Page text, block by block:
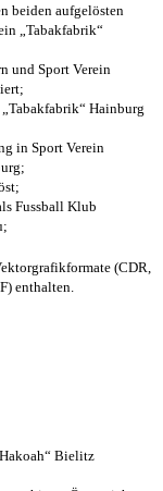
beiden aufgelösten
„Tabakfabrik“
und Sport Verein
Hainburg
in Sport Verein
Fussball Klub
(CDR,
enthalten.
Bielitz